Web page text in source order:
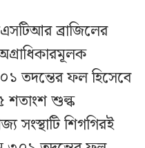
ব্রাজিলের
তদন্তের ফল হিসেবে
শতাংশ শুল্ক
সংস্থাটি শিগগিরই